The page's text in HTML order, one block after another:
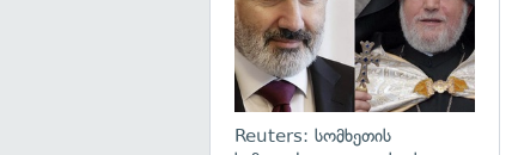
Reuters: სომხეთის